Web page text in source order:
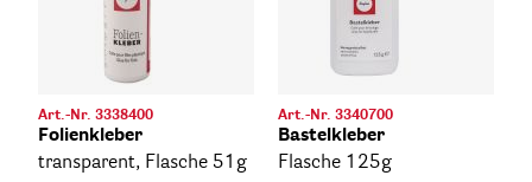
Art.-Nr. 3338400
Folienkleber
transparent, Flasche 51g
Art.-Nr. 3340700
Bastelkleber
Flasche 125g